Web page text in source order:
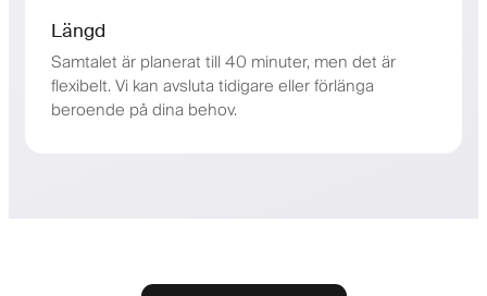
Längd
Samtalet är planerat till 40 minuter, men det är
flexibelt. Vi kan avsluta tidigare eller förlänga
beroende på dina behov.